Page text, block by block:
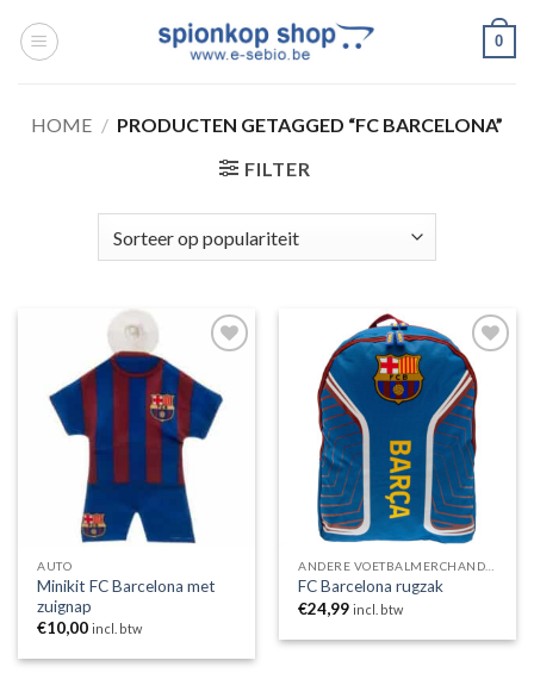
naar
0
HOME / PRODUCTEN GETAGGED “FC BARCELONA”
FILTER
Toevoegen
aan
wenslijst
AUTO
Minikit FC Barcelona met
zuignap
€10,00 incl. btw
Toevoegen
aan
wenslijst
FC Barcelona rugzak
€24,99 incl. btw